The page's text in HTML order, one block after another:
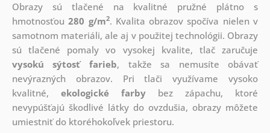
Obrazy sú tlačené na kvalitné pružné plátno s
hmotnosťou280 g/m2. Kvalita obrazov spočíva nielen v
samotnom materiáli, ale aj v použitej technológii. Obrazy
sú tlačené pomaly vo vysokej kvalite, tlač zaručuje
vysokú sýtosť farieb, takže sa nemusíte obávať
nevýrazných obrazov. Pri tlači využívame vysoko
kvalitné, ekologické farby bez zápachu, ktoré
nevypúšťajú škodlivé látky do ovzdušia, obrazy môžete
umiestniť do ktoréhokoľvek priestoru.